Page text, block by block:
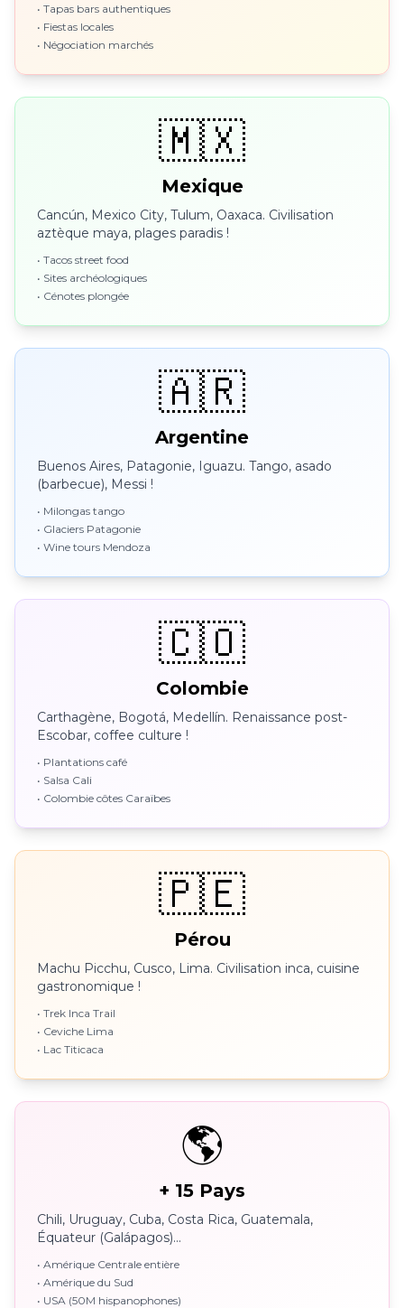
• Tapas bars authentiques
• Fiestas locales
• Négociation marchés
🇲🇽
Mexique
Cancún, Mexico City, Tulum, Oaxaca. Civilisation
aztèque maya, plages paradis !
• Tacos street food
• Sites archéologiques
• Cénotes plongée
🇦🇷
Argentine
Buenos Aires, Patagonie, Iguazu. Tango, asado
(barbecue), Messi !
• Milongas tango
• Glaciers Patagonie
• Wine tours Mendoza
🇨🇴
Colombie
Carthagène, Bogotá, Medellín. Renaissance post-
Escobar, coffee culture !
• Plantations café
• Salsa Cali
• Colombie côtes Caraïbes
🇵🇪
Pérou
Machu Picchu, Cusco, Lima. Civilisation inca, cuisine
gastronomique !
• Trek Inca Trail
• Ceviche Lima
• Lac Titicaca
🌎
+ 15 Pays
Chili, Uruguay, Cuba, Costa Rica, Guatemala,
Équateur (Galápagos)...
• Amérique Centrale entière
• Amérique du Sud
• USA (50M hispanophones)